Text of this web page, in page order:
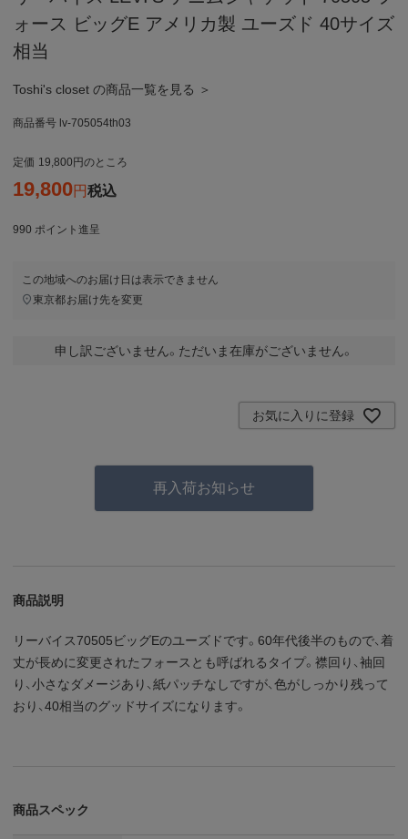
ォース ビッグE アメリカ製 ユーズド 40サイズ
相当
Toshi's closet の商品一覧を見る ＞
商品番号 lv-705054th03
定価 19,800 のところ
19,800 税込
990 ポイント進呈
この地域へのお届け日は表示できません
東京都お届け先を変更
申し訳ございません。ただいま在庫がございません。
お気に入りに登録
再入荷お知らせ
商品説明
リーバイス70505ビッグEのユーズドです。60年代後半のもので、着
丈が長めに変更されたフォースとも呼ばれるタイプ。襟回り、袖回
り、小さなダメージあり、紙パッチなしですが、色がしっかり残って
おり、40相当のグッドサイズになります。
商品スペック